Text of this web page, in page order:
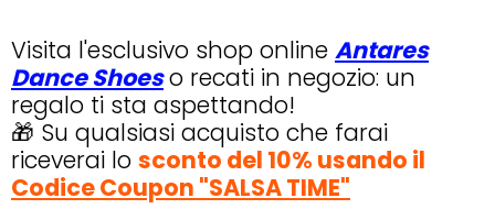
Visita l'esclusivo shop online Antares
Dance Shoeso recati in negozio: un
regalo ti sta aspettando!
🎁 Su qualsiasi acquisto che farai
riceverai lo sconto del 10% usando il
Codice Coupon "SALSA TIME"